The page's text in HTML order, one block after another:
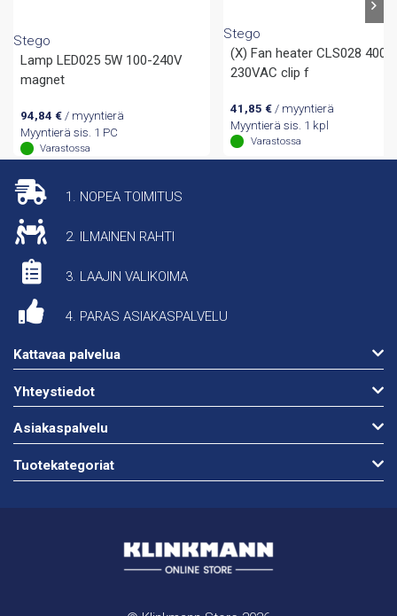
Stego
Lamp LED025 5W 100-240V
magnet
94,84 €/ myyntierä
Myyntierä sis. 1 PC
Varastossa
Stego
(X) Fan heater CLS028
230VAC clip f
41,85 € / myyntierä
Myyntierä sis. 1 kpl
Varastossa
1. NOPEA TOIMITUS
2. ILMAINEN RAHTI
3. LAAJIN VALIKOIMA
4. PARAS ASIAKASPALVELU
Kattavaa palvelua
Yhteystiedot
Asiakaspalvelu
Tuotekategoriat